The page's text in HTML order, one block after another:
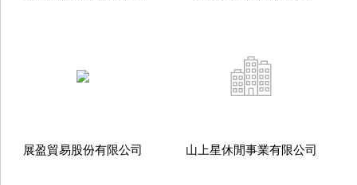
展盈貿易股份有限公司 山上星休閒事業有限公司